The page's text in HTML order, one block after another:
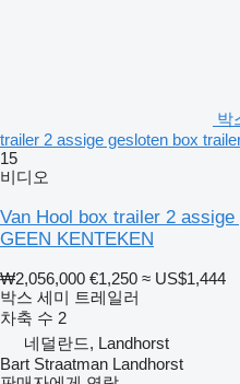
박
trailer 2 assige gesloten box
15
비디오
Van Hool box trailer 2
GEEN KENTEKEN
₩2,056,000 €1,250 ≈ US$1,444
박스 세미 트레일러
차축 수 2
네덜란드, Landhorst
Bart Straatman Landhorst